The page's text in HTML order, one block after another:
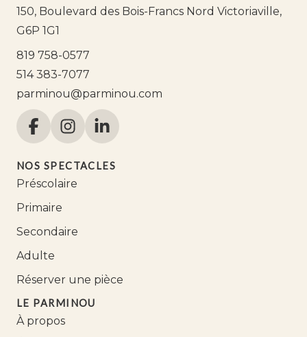
150, Boulevard des Bois-Francs Nord Victoriaville,
G6P 1G1
819 758-0577
514 383-7077
parminou@parminou.com
NOS SPECTACLES
Préscolaire
Primaire
Secondaire
Adulte
Réserver une pièce
LE PARMINOU
À propos